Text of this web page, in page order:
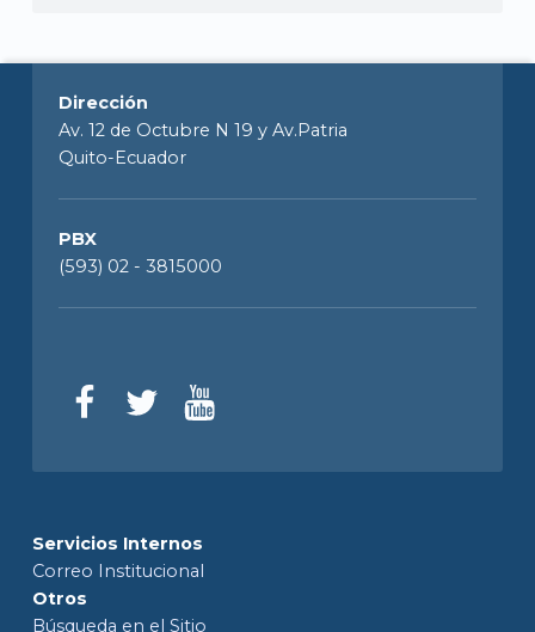
Dirección
Av. 12 de Octubre N 19 y Av.Patria
Quito-Ecuador
PBX
(593) 02 - 3815000
Servicios Internos
Correo Institucional
Otros
Búsqueda en el Sitio